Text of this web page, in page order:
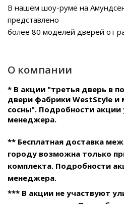
В нашем шоу-руме на
представлено
более 80 моделей дверей от
О компании
* В акции "третья дверь в
двери фабрики WestStyle и
сосны". Подробности акции
менеджера.
** Бесплатная доставка
городу возможна только
комплекта. Подробности
менеджера.
*** В акции не участвуют